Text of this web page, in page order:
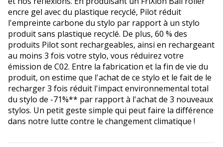
encre gel avec du plastique recyclé, Pilot réduit
l'empreinte carbone du stylo par rapport à un stylo
produit sans plastique recyclé. De plus, 60 % des
produits Pilot sont rechargeables, ainsi en rechargeant
au moins 3 fois votre stylo, vous réduirez votre
émission de C02. Entre la fabrication et la fin de vie du
produit, on estime que l'achat de ce stylo et le fait de le
recharger 3 fois réduit l'impact environnemental total
du stylo de -71%** par rapport à l'achat de 3 nouveaux
stylos. Un petit geste simple qui peut faire la différence
dans notre lutte contre le changement climatique !